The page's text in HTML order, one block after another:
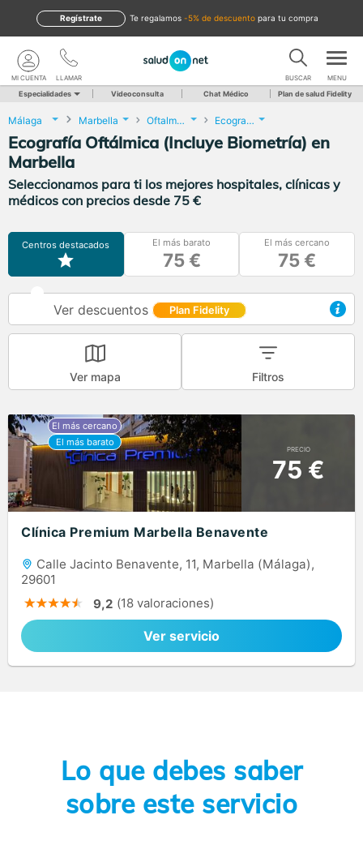
te regalamos -5% de descuento para tu compra
Regístrate
LLAMAR
MI CUENTA BUSCAR MENU
Especialidades Videoconsulta Chat Médico Plan de salud Fidelity
Málaga Marbella Oftalmología Ecografía Oftálmica (Incluye Biometría)
Ecografía Oftálmica (Incluye Biometría) en
Marbella
Seleccionamos para ti los mejores hospitales, clínicas y
médicos con precios desde 75 €
Centros destacados El más barato
75 €
El más cercano
75 €
Ver descuentos Plan Fidelity
Ver mapa Filtros
PRECIO
75 €
Clínica Premium Marbella Benavente
Calle Jacinto Benavente, 11, Marbella (Málaga),
29601
9,2 (18 valoraciones)
Ver servicio
Lo que debes saber
sobre este servicio